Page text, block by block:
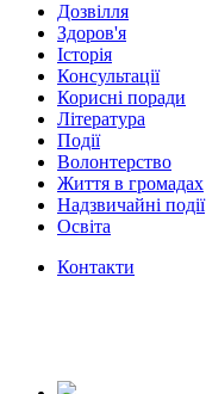
Дозвілля
Здоров'я
Історія
Консультації
Корисні поради
Література
Події
Волонтерство
Життя в громадах
Надзвичайні події
Освіта
Контакти